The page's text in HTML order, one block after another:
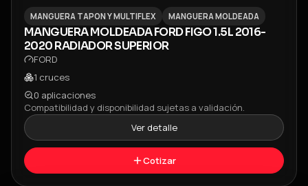
MANGUERA TAPON Y MULTIFLEX MANGUERA MOLDEADA
MANGUERA MOLDEADA FORD FIGO 1.5L 2016-
2020 RADIADOR SUPERIOR
FORD
1 cruces
0 aplicaciones
Compatibilidad y disponibilidad sujetas a validación.
Ver detalle
Cotizar